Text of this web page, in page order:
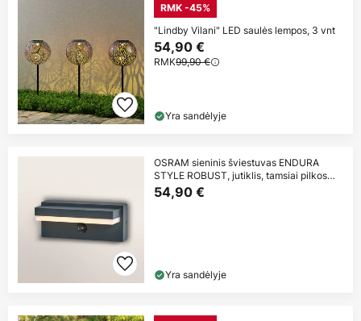
RMK -45%
"Lindby Vilani" LED saulės lempos, 3 vnt
54,90 €
RMK99,90 €
Yra sandėlyje
OSRAM sieninis šviestuvas ENDURA
STYLE ROBUST, jutiklis, tamsiai pilkos
spalvos
54,90 €
Yra sandėlyje